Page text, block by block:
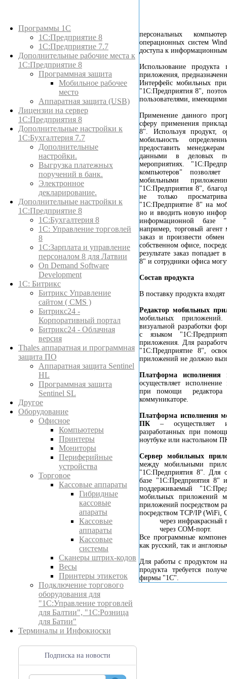
Программы 1С
1С:Предприятие 8
1С:Предприятие 7.7
Дополнительные рабочие места к
1С:Предприятие 8
Программная защита
Мобильное рабочее
место
Аппаратная защита (USB)
Лицензии на сервер
1С:Предприятия 8
Дополнительные настройки к
1С:Бухгалтерия 7.7
Дополнительные
настройки.
Выгрузка платежных
поручений в банк.
Электронное
декларирование.
Дополнительные настройки к
1С:Предприятие 8
1С:Бухгалтерия 8
1C: Управление торговлей
8
1С:Зарплата и управление
персоналом 8 для Латвии
On Demand Software
Development
1С: Битрикс
Битрикс Управление
сайтом ( CMS )
Битрикс24 -
Корпоративный портал
Битрикс24 - Облачная
версия
Thales аппаратная и программная
защита ПО
Аппаратная защита Sentinel
HL
Программная защита
Sentinel SL
Другое
Оборудование
Офисное
Компьютеры
Принтеры
Мониторы
Периферийные
устройства
Торговое
Кассовые аппараты
Гибридные
кассовые
апараты
Кассовые
аппараты
Кассовые
системы
Сканеры штрих-кодов
Весы
Принтеры этикеток
Подключение торгового
оборудования для
"1С:Управление торговлей
для Балтии", "1С:Розница
для Батии"
Терминалы и Инфокиоски
Подписка на новости
персональных
операционных систем
доступа к
Использование продукта
приложения,
Интерфейс мобильных
"1С:Предприятия 8",
пользователями,
Применение данного
сферу применения
8". Используя продукт,
мобильность
предоставить
данными в деловых
мероприятиях.
компьютеров"
мобильными
"1С:Предприятия 8",
не только
"1С:Предприятие 8" на
но и вводить новую
информационной базе
например, торговый агент
заказ и произвести
собственном офисе,
результате заказ
8" и сотрудники офиса
Состав продукта
В поставку продукта
Редактор мобильных
мобильных приложений.
визуальной разработки
с языком
приложения. Для
"1С:Предприятие 8",
приложений не должно
Платформа
осуществляет
при помощи редактора
коммуникаторе.
Платформа исполнения
ПК – осуществляет
разработанных при
ноутбуке или настольном
Сервер мобильных
между мобильными
"1С:Предприятия 8". Для
базе "1С:Предприятия 8"
поддерживаемый
мобильных приложений
приложений посредством
посредством TCP/IP (WiFi,
через инфракрасный
через COM-порт.
Все программные
как русский, так и
Для работы с продуктом
продукта требуется
фирмы "1С".